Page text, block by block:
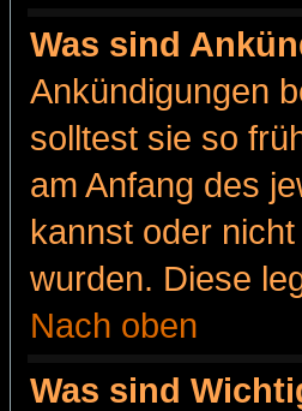
Was sind
Ankündigungen
solltest sie so
am Anfang des
kannst oder
wurden. Diese
Nach oben
Was sind